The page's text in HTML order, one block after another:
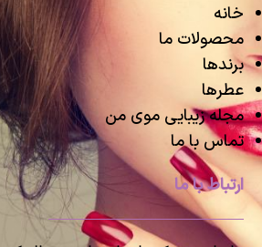
خانه
محصولات ما
برندها
عطرها
مجله زیبایی موی من
تماس با ما
ارتباط با ما